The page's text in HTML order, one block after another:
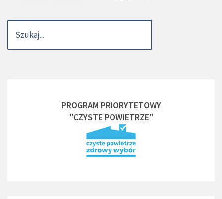
PROGRAM PRIORYTETOWY
"CZYSTE POWIETRZE"